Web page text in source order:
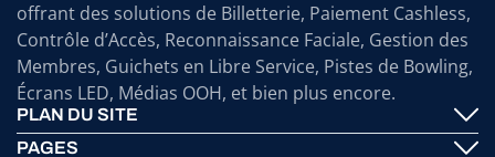
offrant des solutions de Billetterie, Paiement Cashless,
Contrôle d’Accès, Reconnaissance Faciale, Gestion des
Membres, Guichets en Libre Service, Pistes de Bowling,
Écrans LED, Médias OOH, et bien plus encore.
PLAN DU SITE
PAGES